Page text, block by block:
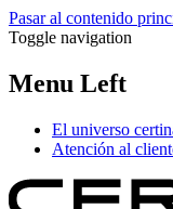
Pasar al contenido
Toggle navigation
Menu Left
El universo
Atención al